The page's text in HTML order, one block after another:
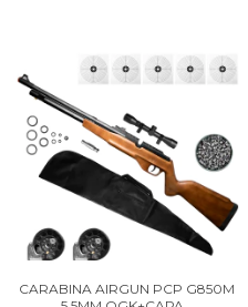
CARABINA AIRGUN PCP G850M